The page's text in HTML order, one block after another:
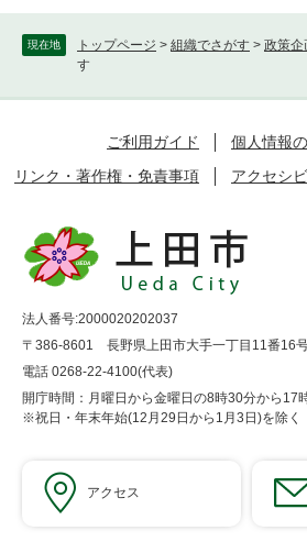
現在地 トップページ > 組織でさがす > 政策企
す
ご利用ガイド
個人情報
リンク・著作権・免責事項
アクセシ
法人番号:2000020202037
〒386-8601 長野県上田市大手一丁目11番16
電話 0268-22-4100(代表)
開庁時間：月曜日から金曜日の8時30分から17
※祝日・年末年始(12月29日から1月3日)を除く
アクセス